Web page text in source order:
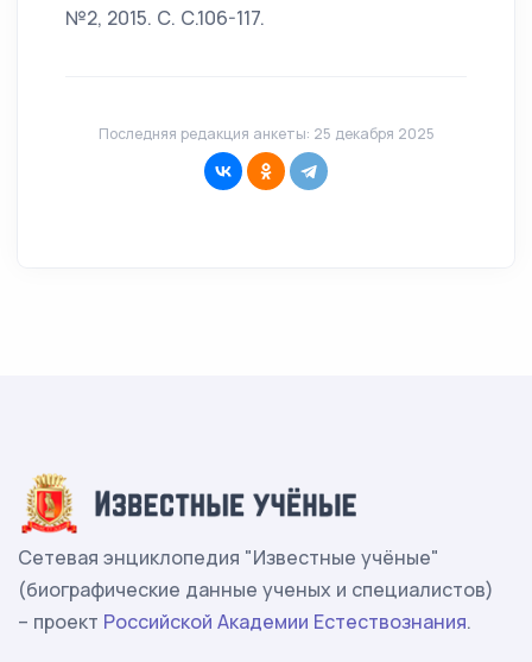
№2, 2015. С. С.106-117.
Последняя редакция анкеты: 25 декабря 2025
Сетевая энциклопедия "Известные учёные"
(биографические данные ученых и специалистов)
– проект Российской Академии Естествознания.